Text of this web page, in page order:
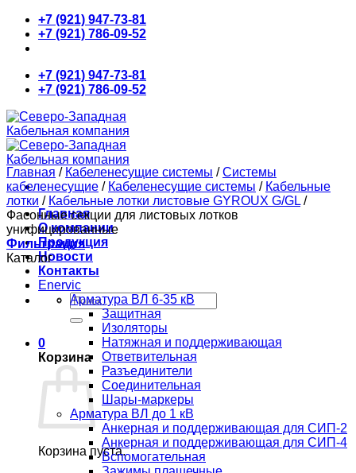
Skip
content
+7 (921) 947-73-81
+7 (921) 786-09-52
+7 (921) 947-73-81
+7 (921) 786-09-52
Главная
О компании
Продукция
Новости
Контакты
Искать:
0
Корзина
Корзина пуста.
Главная / Кабеленесущие системы / Системы
кабеленесущие / Кабеленесущие системы / Кабельные
лотки / Кабельные лотки листовые GYROUX G/GL /
Фасонные секции для листовых лотков
унифицированные
Фильтрация
Каталог
Enervic
Арматура ВЛ 6-35 кВ
Защитная
Изоляторы
Натяжная и поддерживающая
Ответвительная
Разъединители
Соединительная
Шары-маркеры
Арматура ВЛ до 1 кВ
Анкерная и поддерживающая для СИП-2
Анкерная и поддерживающая для СИП-4
Вспомогательная